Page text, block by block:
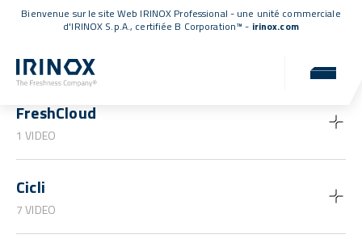
Bienvenue sur le site Web IRINOX Professional - une unité commerciale
d'IRINOX S.p.A., certifiée B Corporation™ - irinox.com
FreshCloud
1 VIDEO
Cicli
7 VIDEO